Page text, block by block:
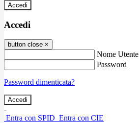
Accedi
Accedi
button close ×
Nome Utente
Password
Password dimenticata?
-
Entra con SPID Entra con CIE